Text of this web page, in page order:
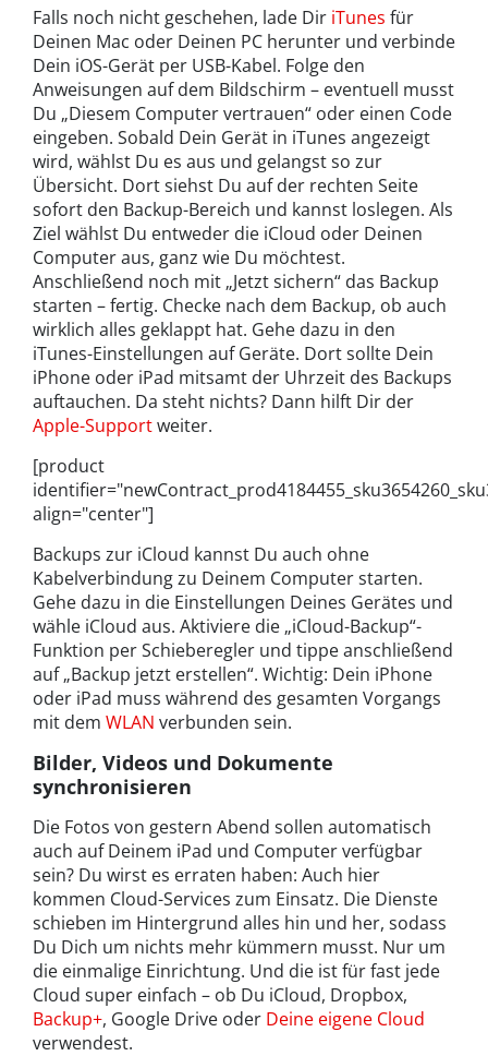
Falls noch nicht geschehen, lade Dir iTunes für
Deinen Mac oder Deinen PC herunter und verbinde
Dein iOS-Gerät per USB-Kabel. Folge den
Anweisungen auf dem Bildschirm – eventuell musst
Du „Diesem Computer vertrauen“ oder einen Code
eingeben. Sobald Dein Gerät in iTunes angezeigt
wird, wählst Du es aus und gelangst so zur
Übersicht. Dort siehst Du auf der rechten Seite
sofort den Backup-Bereich und kannst loslegen. Als
Ziel wählst Du entweder die iCloud oder Deinen
Computer aus, ganz wie Du möchtest.
Anschließend noch mit „Jetzt sichern“ das Backup
starten – fertig. Checke nach dem Backup, ob auch
wirklich alles geklappt hat. Gehe dazu in den
iTunes-Einstellungen auf Geräte. Dort sollte Dein
iPhone oder iPad mitsamt der Uhrzeit des Backups
auftauchen. Da steht nichts? Dann hilft Dir der
Apple-Supportweiter.
[product
align="center"]
Backups zur iCloud kannst Du auch ohne
Kabelverbindung zu Deinem Computer starten.
Gehe dazu in die Einstellungen Deines Gerätes und
wähle iCloud aus. Aktiviere die „iCloud-Backup“-
Funktion per Schieberegler und tippe anschließend
auf „Backup jetzt erstellen“. Wichtig: Dein iPhone
oder iPad muss während des gesamten Vorgangs
mit dem WLAN verbunden sein.
Bilder, Videos und Dokumente
synchronisieren
Die Fotos von gestern Abend sollen automatisch
auch auf Deinem iPad und Computer verfügbar
sein? Du wirst es erraten haben: Auch hier
kommen Cloud-Services zum Einsatz. Die Dienste
schieben im Hintergrund alles hin und her, sodass
Du Dich um nichts mehr kümmern musst. Nur um
die einmalige Einrichtung. Und die ist für fast jede
Cloud super einfach – ob Du iCloud, Dropbox,
Backup+, Google Drive oder Deine eigene Cloud
verwendest.